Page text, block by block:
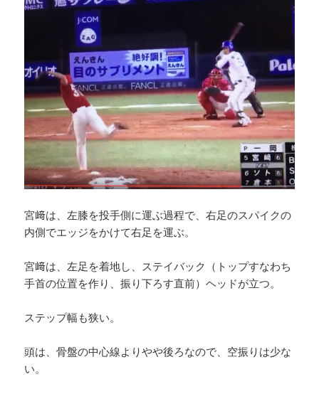
宮﨑は、左膝を投手側に運ぶ過程で、右足のスパイクの
内側でエッジをかけて右足を運ぶ。
宮﨑は、左足を着地し、ステイバック（トップすなわち
手首の位置を作り、振り下ろす直前）ヘッドが立つ。
ステップ幅も狭い。
頭は、骨盤の中心線よりやや後ろなので、空振りは少な
い。